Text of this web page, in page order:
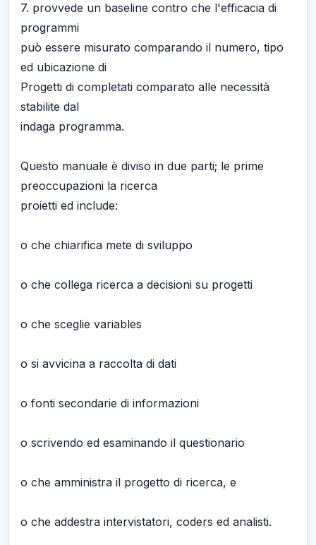
7. provvede un baseline contro che l'efficacia di
programmi
può essere misurato comparando il numero, tipo
ed ubicazione di
Progetti di completati comparato alle necessità
stabilite dal
indaga programma.
Questo manuale è diviso in due parti; le prime
preoccupazioni la ricerca
proietti ed include:
o che chiarifica mete di sviluppo
o che collega ricerca a decisioni su progetti
o che sceglie variables
o si avvicina a raccolta di dati
o fonti secondarie di informazioni
o scrivendo ed esaminando il questionario
o che amministra il progetto di ricerca, e
o che addestra intervistatori, coders ed analisti.